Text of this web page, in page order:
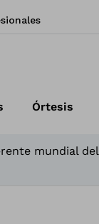
Órtesis
mundial del